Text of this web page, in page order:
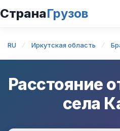
СтранаГрузов
RU Иркутская область
Расстояние
села